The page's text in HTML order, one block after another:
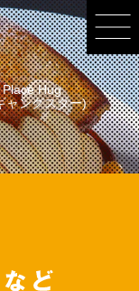
Hug
ャングスター)